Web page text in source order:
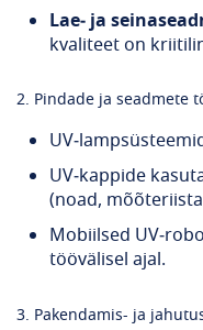
Lae‑ ja
kvaliteet on
2. Pindade ja seadmete
UV‑kappide
(noad,
Mobiilsed
töövälisel ajal.
3. Pakendamis- ja